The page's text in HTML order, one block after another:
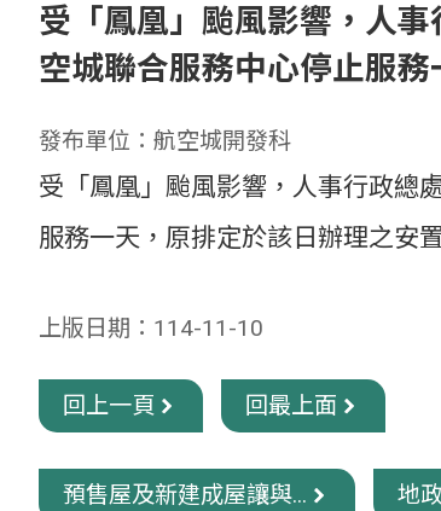
受「鳳凰」颱風影響，人
空城聯合服務中心停止服務
發布單位：航空城開發科
受「鳳凰」颱風影響，人事行政總
服務一天，原排定於該日辦理之安
上版日期：114-11-10
回上一頁 回最上面
預售屋及新建成屋讓與... 地